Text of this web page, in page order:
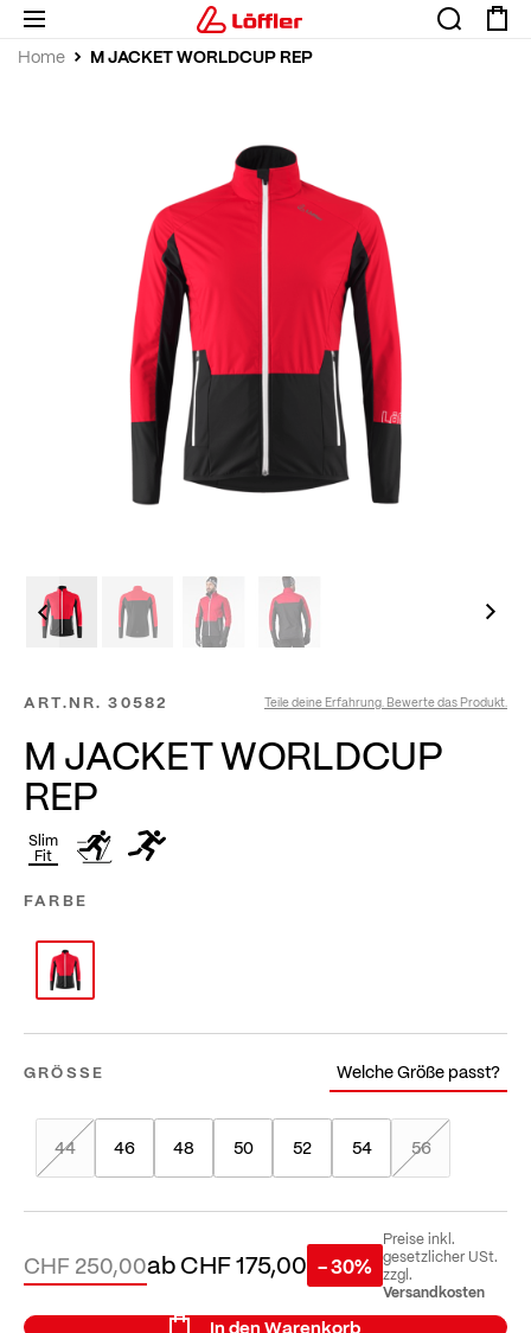
Home M JACKET WORLDCUP REP
ART.NR. 30582 Teile deine Erfahrung. Bewerte das Produkt.
M JACKET WORLDCUP
REP
Slim
Fit
FARBE
GRÖSSE Welche Größe passt?
44 46 48 50 52 54 56
abCHF 175,00
CHF 250,00 - 30%
Preise inkl.
gesetzlicher USt.
zzgl.
Versandkosten